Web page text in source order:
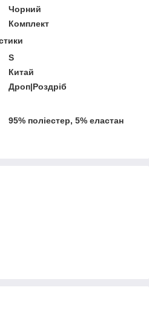
Чорний
Комплект
S
Китай
Дроп|Роздріб
95% поліестер, 5% еластан